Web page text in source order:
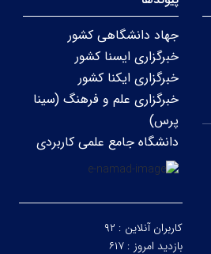
جهاد دانشگاهی کشور
خبرگزاری ایسنا کشور
خبرگزاری ایکنا کشور
خبرگزاری علم و فرهنگ (سینا
پرس)
دانشگاه جامع علمی کاربردی
کاربران آنلاین : ۹۲
بازدید امروز : ۶۱۷